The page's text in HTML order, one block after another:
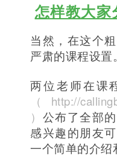
怎样教大家
当然，在这个
严肃的课程设置。
两位老师在课
（http://
） 公布了全部
感兴趣的朋友
一个简单的介绍